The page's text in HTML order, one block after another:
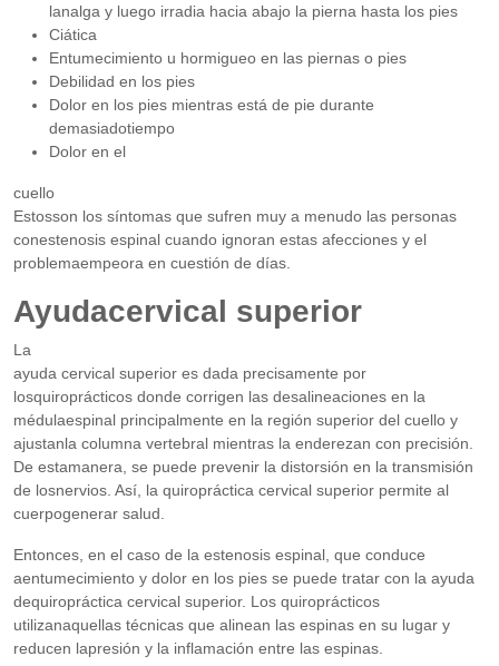
lanalga y luego irradia hacia abajo la pierna hasta los pies
Ciática
Entumecimiento u hormigueo en las piernas o pies
Debilidad en los pies
Dolor en los pies mientras está de pie durante
demasiadotiempo
Dolor en el
cuello
Estosson los síntomas que sufren muy a menudo las personas
conestenosis espinal cuando ignoran estas afecciones y el
problemaempeora en cuestión de días.
Ayudacervical superior
La
ayuda cervical superior es dada precisamente por
losquiroprácticos donde corrigen las desalineaciones en la
médulaespinal principalmente en la región superior del cuello y
ajustanla columna vertebral mientras la enderezan con precisión.
De estamanera, se puede prevenir la distorsión en la transmisión
de losnervios. Así, la quiropráctica cervical superior permite al
cuerpogenerar salud.
Entonces, en el caso de la estenosis espinal, que conduce
aentumecimiento y dolor en los pies se puede tratar con la ayuda
dequiropráctica cervical superior. Los quiroprácticos
utilizanaquellas técnicas que alinean las espinas en su lugar y
reducen lapresión y la inflamación entre las espinas.